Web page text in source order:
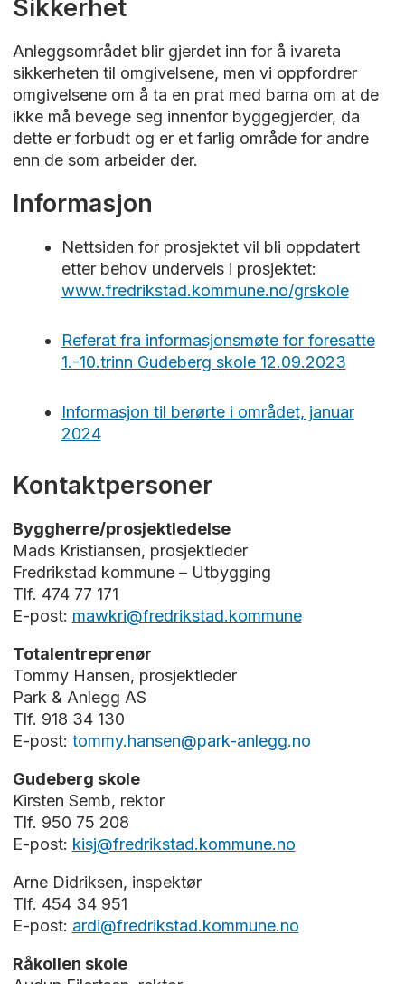
Sikkerhet
Anleggsområdet blir gjerdet inn for å ivareta
sikkerheten til omgivelsene, men vi oppfordrer
omgivelsene om å ta en prat med barna om at de
ikke må bevege seg innenfor byggegjerder, da
dette er forbudt og er et farlig område for andre
enn de som arbeider der.
Informasjon
Nettsiden for prosjektet vil bli oppdatert
etter behov underveis i prosjektet:
www.fredrikstad.kommune.no/grskole
Referat fra informasjonsmøte for foresatte
1.-10.trinn Gudeberg skole 12.09.2023
Informasjon til berørte i området, januar
2024
Kontaktpersoner
Byggherre/prosjektledelse
Mads Kristiansen, prosjektleder
Fredrikstad kommune – Utbygging
Tlf. 474 77 171
E-post: mawkri@fredrikstad.kommune
Totalentreprenør
Tommy Hansen, prosjektleder
Park & Anlegg AS
Tlf. 918 34 130
E-post: tommy.hansen@park-anlegg.no
Gudeberg skole
Kirsten Semb, rektor
Tlf. 950 75 208
E-post: kisj@fredrikstad.kommune.no
Arne Didriksen, inspektør
Tlf. 454 34 951
E-post: ardi@fredrikstad.kommune.no
Råkollen skole